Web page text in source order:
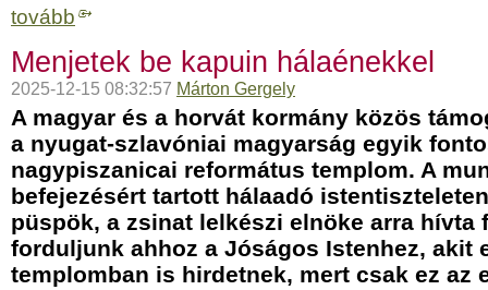
tovább
Menjetek be kapuin hálaénekkel
2025-12-15 08:32:57 Márton Gergely
A magyar és a horvát kormány közös
a nyugat-szlavóniai magyarság egyik
nagypiszanicai református templom. A
befejezésért tartott hálaadó
püspök, a zsinat lelkészi elnöke arra hívta
forduljunk ahhoz a Jóságos Istenhez, akit
templomban is hirdetnek, mert csak ez az